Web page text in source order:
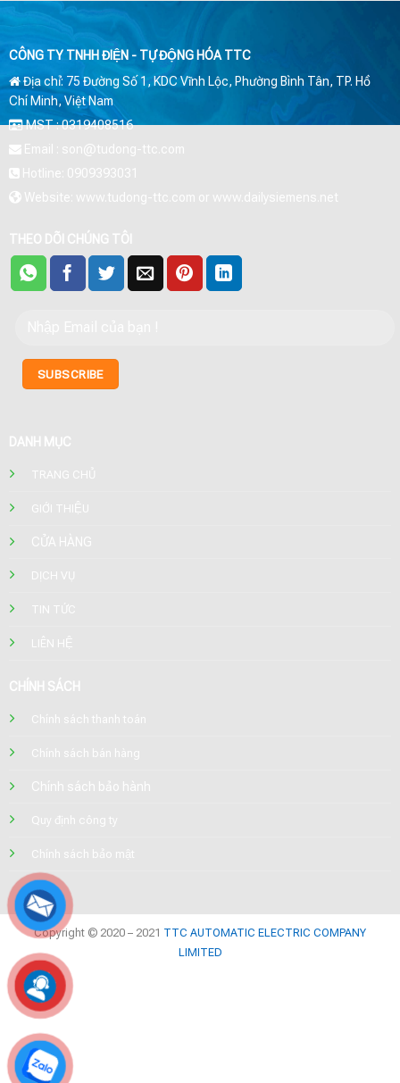
CÔNG TY TNHH ĐIỆN - TỰ ĐỘNG HÓA TTC
Địa chỉ: 75 Đường Số 1, KDC Vĩnh Lộc, Phường Bình Tân, TP. Hồ
Chí Minh, Việt Nam
MST : 0319408516
Email : son@tudong-ttc.com
Hotline: 0909393031
Website: www.tudong-ttc.com or www.dailysiemens.net
THEO DÕI CHÚNG TÔI
DANH MỤC
TRANG CHỦ
GIỚI THIỆU
CỬA HÀNG
DỊCH VỤ
TIN TỨC
LIÊN HỆ
CHÍNH SÁCH
Chính sách thanh toán
Chính sách bán hàng
Chính sách bảo hành
Quy định công ty
Chính sách bảo mật
Copyright © 2020 – 2021 TTC AUTOMATIC ELECTRIC COMPANY
LIMITED